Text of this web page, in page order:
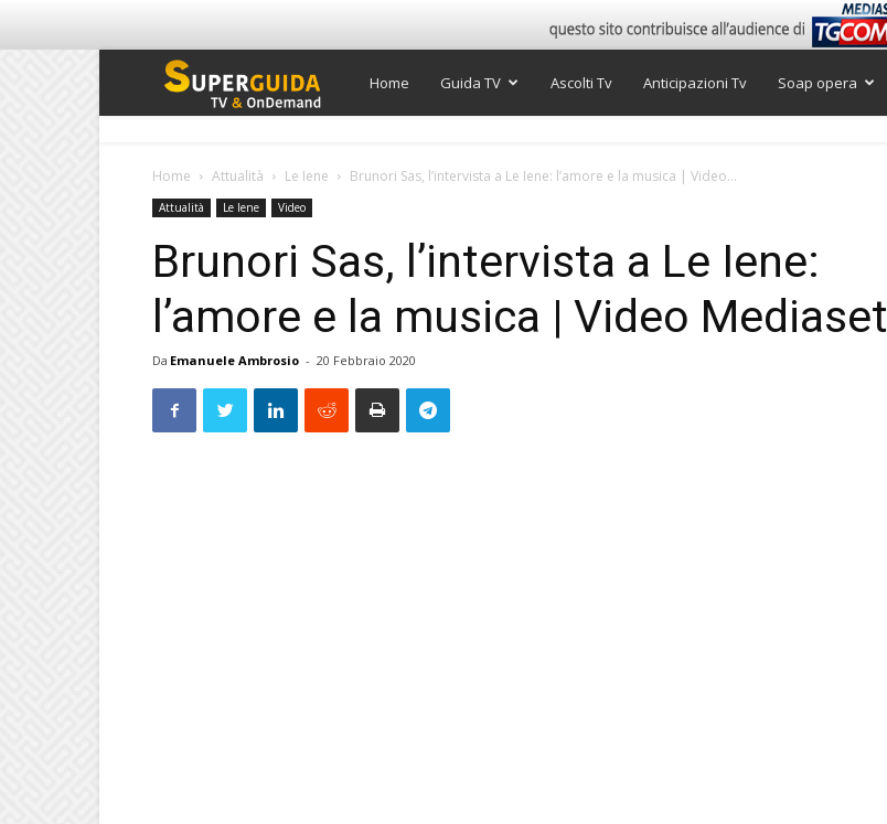
Super
Home Guida TV Ascolti Tv Anticipazioni Tv Soap opera
Home Attualità Le Iene Brunori Sas, l’intervista a Le Iene: l’amore e la musica | Video...
Attualità Le Iene Video
Brunori Sas, l’intervista a Le Iene:
l’amore e la musica | Video Mediaset
Da Emanuele Ambrosio - 20 Febbraio 2020